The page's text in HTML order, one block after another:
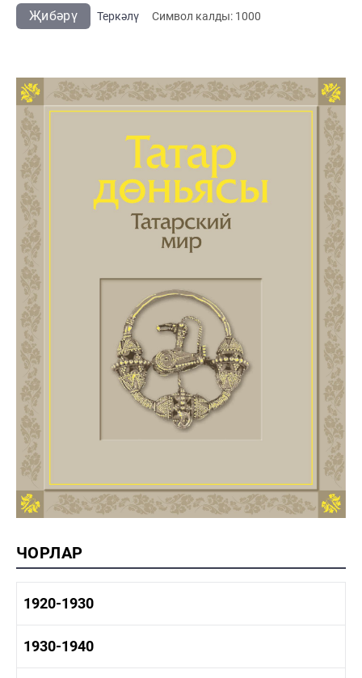
Җибәрү Теркәлү Cимвол калды: 1000
ЧОРЛАР
1920-1930
1920-1930 тарих
1920-1930 мәдәният
1930-1940